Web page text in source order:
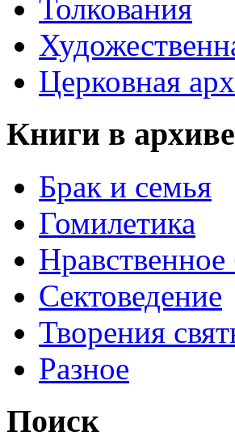
Толкования
Церковная
Книги в архиве
Брак и семья
Гомилетика
Нравственное
Сектоведение
Творения
Разное
Поиск